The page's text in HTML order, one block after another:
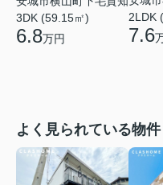
3DK (59.15㎡)
6.8万円
2LDK
7.6
よく見られている物件